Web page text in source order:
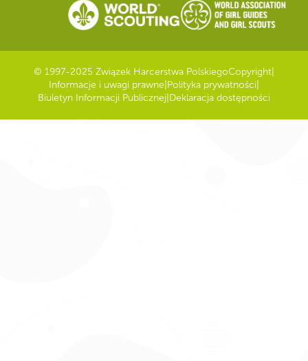
© 1997-2025 Związek Harcerstwa PolskiegoCopyright
Informacje i uwagi prawne Polityka prywatności
Biuletyn Informacji Publicznej Deklaracja dostępności